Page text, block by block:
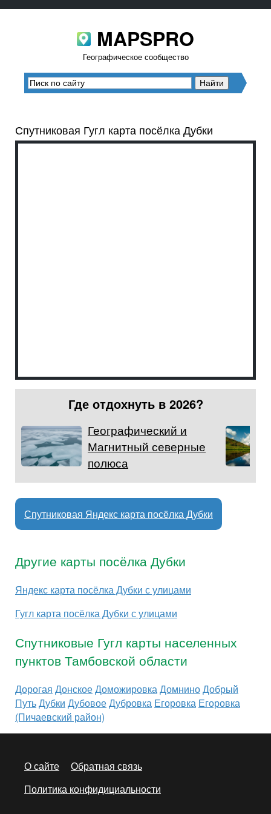
MAPSPRO
Географическое сообщество
Спутниковая Гугл карта посёлка Дубки
Где отдохнуть в 2026?
Географический и
Магнитный северные
полюса
Спутниковая Яндекс карта посёлка Дубки
Другие карты посёлка Дубки
Яндекс карта посёлка Дубки с улицами
Гугл карта посёлка Дубки с улицами
Спутниковые Гугл карты населенных
пунктов Тамбовской области
Дорогая ДонскоеДоможировка ДомниноДобрый
ПутьДубки ДубовоеДубровка Егоровка Егоровка
(Пичаевский район)
О сайте
Обратная связь
Политика конфидициальности